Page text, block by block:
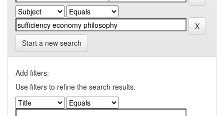
Start a new search
Add filters:
Use filters to refine the search results.